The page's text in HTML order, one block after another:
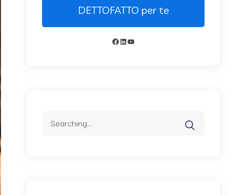
DETTOFATTO per te
Facebook
LinkedIn
YouTube